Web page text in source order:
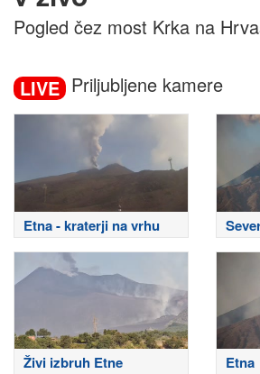
Pogled čez most Krka na
LIVE Priljubljene kamere
Etna - kraterji na vrhu
Živi izbruh Etne Etna